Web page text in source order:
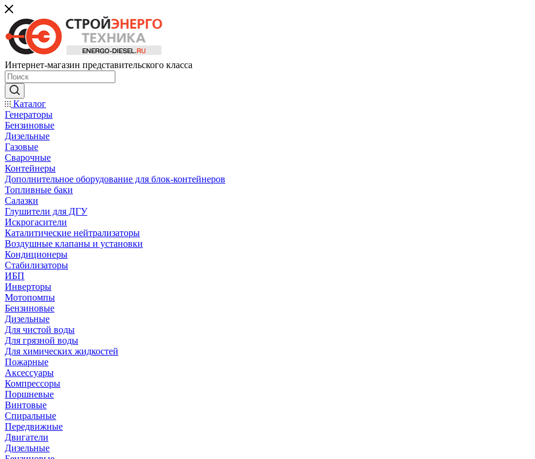
Интернет-магазин представительского класса
Каталог
Генераторы
Бензиновые
Дизельные
Газовые
Сварочные
Контейнеры
Дополнительное оборудование для блок-контейнеров
Топливные баки
Салазки
Глушители для ДГУ
Искрогасители
Каталитические нейтрализаторы
Воздушные клапаны и установки
Кондиционеры
Стабилизаторы
ИБП
Инверторы
Мотопомпы
Бензиновые
Дизельные
Для чистой воды
Для грязной воды
Для химических жидкостей
Пожарные
Аксессуары
Компрессоры
Поршневые
Винтовые
Спиральные
Передвижные
Двигатели
Дизельные